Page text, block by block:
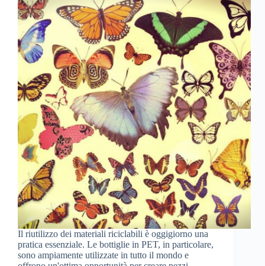
Il riutilizzo dei materiali riciclabili è oggigiorno una
pratica essenziale. Le bottiglie in PET, in particolare,
sono ampiamente utilizzate in tutto il mondo e